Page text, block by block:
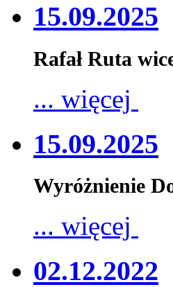
15.09.2025
Rafał Ruta
... więcej
15.09.2025
Wyróżnienie
... więcej
02.12.2022